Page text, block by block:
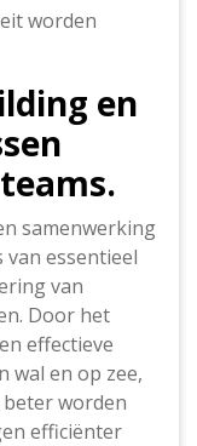
worden
en
samenwerking
essentieel
van
Door het
effectieve
wal en op zee,
worden
efficiënter